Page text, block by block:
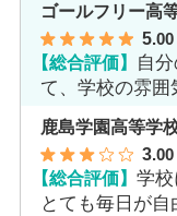
ゴールフリー高
5.00
【総合評価】 自
て、学校の雰囲
鹿島学園高等学
3.00
【総合評価】学
とても毎日が